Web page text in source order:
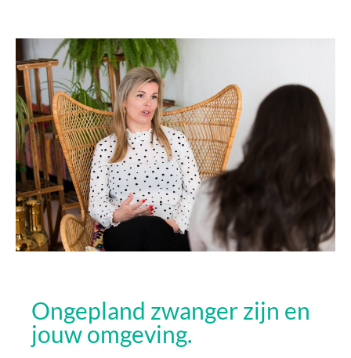
Ongepland zwanger zijn en
jouw omgeving.